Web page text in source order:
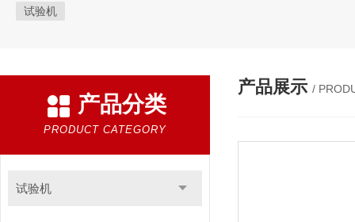
试验机
产品分类
PRODUCT CATEGORY
试验机
产品展示 /